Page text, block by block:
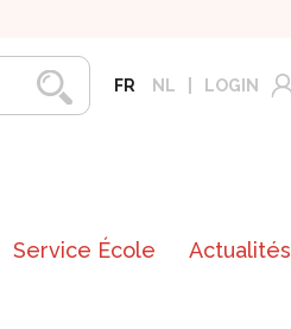
FR NL LOGIN
Service École Actualités